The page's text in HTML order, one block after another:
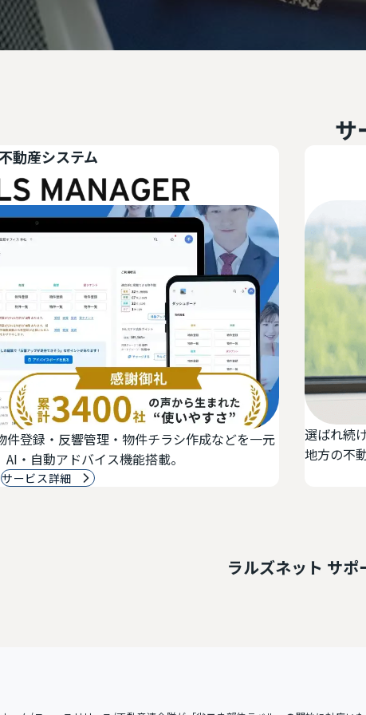
サ
どを一元
選ばれ続けて25年、950社以上もの不動産会社
地方の不動産会社様が適切な予算で最大の効果
ラルズネット サポ